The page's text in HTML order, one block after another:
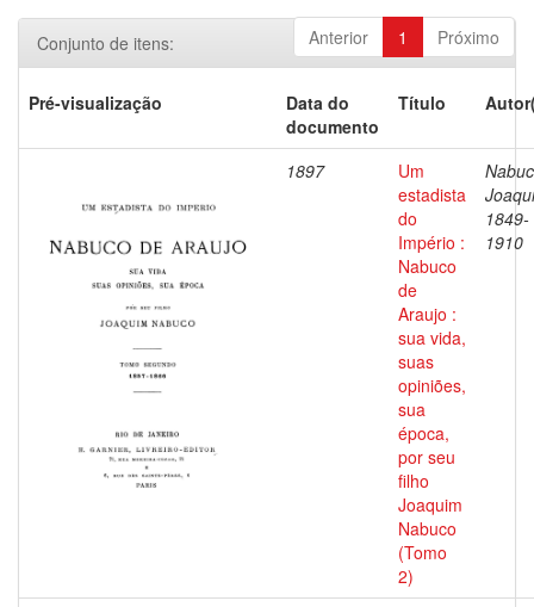
Anterior 1 Próximo
Conjunto de itens:
Pré-visualização
Data do
documento
Título
1897
Um
estadista
do
Império :
Nabuco
de
Araujo :
sua vida,
suas
opiniões,
sua
época,
por seu
filho
Joaquim
Nabuco
(Tomo
2)
1849-
1910